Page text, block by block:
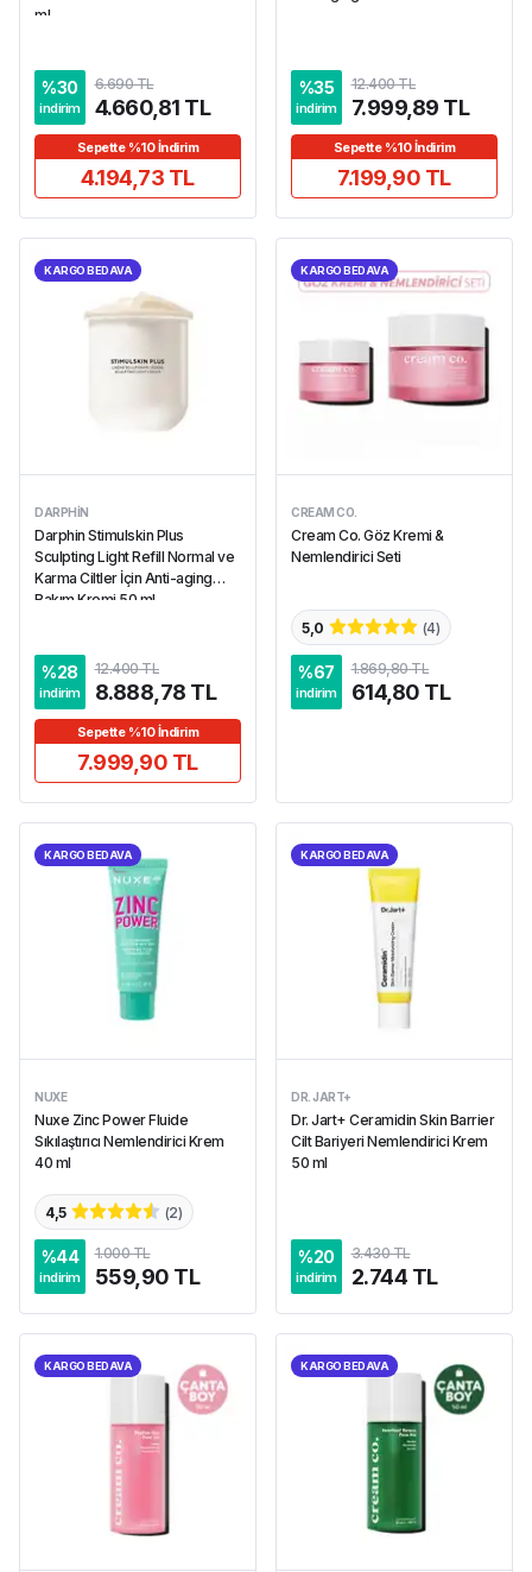
ml
%30
indirim
6.690 TL
4.660,81 TL
Sepette %10 İndirim
4.194,73 TL
%35
indirim
12.400 TL
7.999,89 TL
Sepette %10 İndirim
7.199,90 TL
KARGO BEDAVA
DARPHIN
Darphin Stimulskin Plus
Sculpting Light Refill Normal ve
Karma Ciltler İçin Anti-aging
Bakım Kremi 50 ml
%28
indirim
12.400 TL
8.888,78 TL
Sepette %10 İndirim
7.999,90 TL
KARGO BEDAVA
CREAM CO.
Cream Co. Göz Kremi &
Nemlendirici Seti
5,0 (4)
%67
indirim
1.869,80 TL
614,80 TL
KARGO BEDAVA
NUXE
Nuxe Zinc Power Fluide
Sıkılaştırıcı Nemlendirici Krem
40 ml
4,5 (2)
%44
indirim
1.000 TL
559,90 TL
KARGO BEDAVA
DR. JART+
Dr. Jart+ Ceramidin Skin Barrier
Cilt Bariyeri Nemlendirici Krem
50 ml
%20
indirim
3.430 TL
2.744 TL
KARGO BEDAVA KARGO BEDAVA